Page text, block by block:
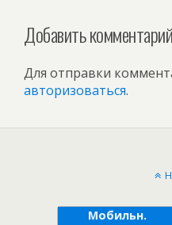
Добавить комментарий
Для отправки
авторизоваться.
Мобильн.